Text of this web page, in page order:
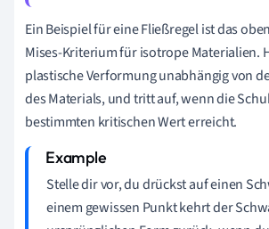
Ein Beispiel für eine Fließregel ist das
Mises-Kriterium für isotrope Materialien.
plastische Verformung unabhängig von
des Materials, und tritt auf, wenn die
bestimmten kritischen Wert erreicht.
Stelle dir vor, du drückst auf einen
einem gewissen Punkt kehrt der